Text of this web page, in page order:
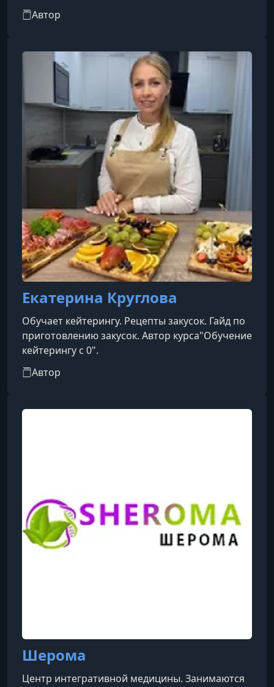
и улучшить вашу жизнь. Академически
всеобъемлющие и неустанно увлекательные,
протяжении всей жизни встретиться лицом к
лицу с величайшими профессорами мира и
профильными экспертами по самым разным
темам: от науки и истории до философии и
религии, путешествий и профессионального
роста. Всегда без рекл
Автор
Екатерина Круглова
Обучает кейтерингу. Рецепты закусок. Гайд по
приготовлению закусок. Автор курса"Обучение
кейтерингу с 0".
Автор
Шерома
Центр интегративной медицины. Занимаются